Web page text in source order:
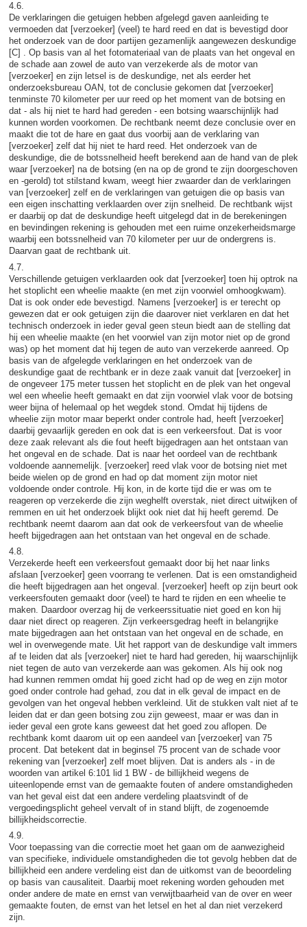
4.6.
De verklaringen die getuigen hebben afgelegd gaven aanleiding te
vermoeden dat [verzoeker] (veel) te hard reed en dat is bevestigd door
het onderzoek van de door partijen gezamenlijk aangewezen deskundige
[C] . Op basis van al het fotomateriaal van de plaats van het ongeval en
de schade aan zowel de auto van verzekerde als de motor van
[verzoeker] en zijn letsel is de deskundige, net als eerder het
onderzoeksbureau OAN, tot de conclusie gekomen dat [verzoeker]
tenminste 70 kilometer per uur reed op het moment van de botsing en
dat - als hij niet te hard had gereden - een botsing waarschijnlijk had
kunnen worden voorkomen. De rechtbank neemt deze conclusie over en
maakt die tot de hare en gaat dus voorbij aan de verklaring van
[verzoeker] zelf dat hij niet te hard reed. Het onderzoek van de
deskundige, die de botssnelheid heeft berekend aan de hand van de plek
waar [verzoeker] na de botsing (en na op de grond te zijn doorgeschoven
en -gerold) tot stilstand kwam, weegt hier zwaarder dan de verklaringen
van [verzoeker] zelf en de verklaringen van getuigen die op basis van
een eigen inschatting verklaarden over zijn snelheid. De rechtbank wijst
er daarbij op dat de deskundige heeft uitgelegd dat in de berekeningen
en bevindingen rekening is gehouden met een ruime onzekerheidsmarge
waarbij een botssnelheid van 70 kilometer per uur de ondergrens is.
Daarvan gaat de rechtbank uit.
4.7.
Verschillende getuigen verklaarden ook dat [verzoeker] toen hij optrok na
het stoplicht een wheelie maakte (en met zijn voorwiel omhoogkwam).
Dat is ook onder ede bevestigd. Namens [verzoeker] is er terecht op
gewezen dat er ook getuigen zijn die daarover niet verklaren en dat het
technisch onderzoek in ieder geval geen steun biedt aan de stelling dat
hij een wheelie maakte (en het voorwiel van zijn motor niet op de grond
was) op het moment dat hij tegen de auto van verzekerde aanreed. Op
basis van de afgelegde verklaringen en het onderzoek van de
deskundige gaat de rechtbank er in deze zaak vanuit dat [verzoeker] in
de ongeveer 175 meter tussen het stoplicht en de plek van het ongeval
wel een wheelie heeft gemaakt en dat zijn voorwiel vlak voor de botsing
weer bijna of helemaal op het wegdek stond. Omdat hij tijdens de
wheelie zijn motor maar beperkt onder controle had, heeft [verzoeker]
daarbij gevaarlijk gereden en ook dat is een verkeersfout. Dat is voor
deze zaak relevant als die fout heeft bijgedragen aan het ontstaan van
het ongeval en de schade. Dat is naar het oordeel van de rechtbank
voldoende aannemelijk. [verzoeker] reed vlak voor de botsing niet met
beide wielen op de grond en had op dat moment zijn motor niet
voldoende onder controle. Hij kon, in de korte tijd die er was om te
reageren op verzekerde die zijn weghelft overstak, niet direct uitwijken of
remmen en uit het onderzoek blijkt ook niet dat hij heeft geremd. De
rechtbank neemt daarom aan dat ook de verkeersfout van de wheelie
heeft bijgedragen aan het ontstaan van het ongeval en de schade.
4.8.
Verzekerde heeft een verkeersfout gemaakt door bij het naar links
afslaan [verzoeker] geen voorrang te verlenen. Dat is een omstandigheid
die heeft bijgedragen aan het ongeval. [verzoeker] heeft op zijn beurt ook
verkeersfouten gemaakt door (veel) te hard te rijden en een wheelie te
maken. Daardoor overzag hij de verkeerssituatie niet goed en kon hij
daar niet direct op reageren. Zijn verkeersgedrag heeft in belangrijke
mate bijgedragen aan het ontstaan van het ongeval en de schade, en
wel in overwegende mate. Uit het rapport van de deskundige valt immers
af te leiden dat als [verzoeker] niet te hard had gereden, hij waarschijnlijk
niet tegen de auto van verzekerde aan was gekomen. Als hij ook nog
had kunnen remmen omdat hij goed zicht had op de weg en zijn motor
goed onder controle had gehad, zou dat in elk geval de impact en de
gevolgen van het ongeval hebben verkleind. Uit de stukken valt niet af te
leiden dat er dan geen botsing zou zijn geweest, maar er was dan in
ieder geval een grote kans geweest dat het goed zou aflopen. De
rechtbank komt daarom uit op een aandeel van [verzoeker] van 75
procent. Dat betekent dat in beginsel 75 procent van de schade voor
rekening van [verzoeker] zelf moet blijven. Dat is anders als - in de
woorden van artikel 6:101 lid 1 BW - de billijkheid wegens de
uiteenlopende ernst van de gemaakte fouten of andere omstandigheden
van het geval eist dat een andere verdeling plaatsvindt of de
vergoedingsplicht geheel vervalt of in stand blijft, de zogenoemde
billijkheidscorrectie.
4.9.
Voor toepassing van die correctie moet het gaan om de aanwezigheid
van specifieke, individuele omstandigheden die tot gevolg hebben dat de
billijkheid een andere verdeling eist dan de uitkomst van de beoordeling
op basis van causaliteit. Daarbij moet rekening worden gehouden met
onder andere de mate en ernst van verwijtbaarheid van de over en weer
gemaakte fouten, de ernst van het letsel en het al dan niet verzekerd
zijn.